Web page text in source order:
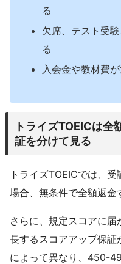
る
欠席、テスト受
る
入会金や教材費
トライズTOEICは全
証を分けて見る
トライズTOEICでは、
場合、無条件で全額返金
さらに、規定スコアに
長するスコアアップ保証
によって異なり、450-